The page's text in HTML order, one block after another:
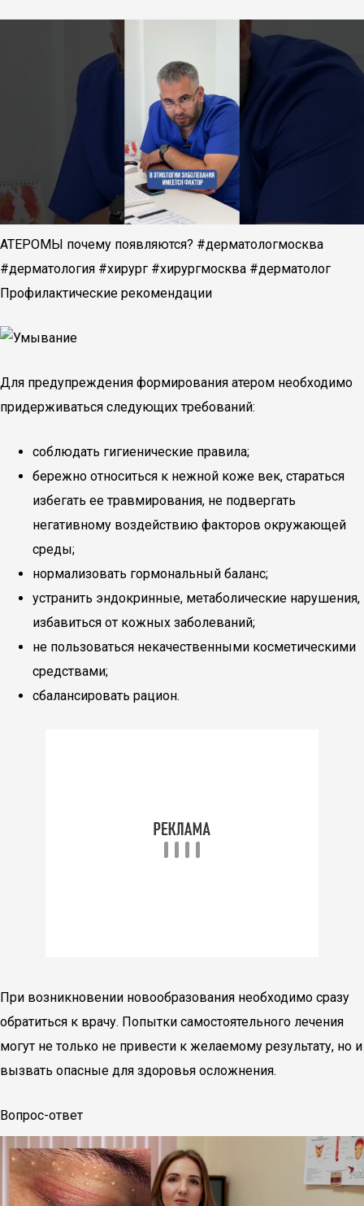
АТЕРОМЫ почему появляются? #дерматологмосква
#дерматология #хирург #хирургмосква #дерматолог
Профилактические рекомендации
Для предупреждения формирования атером необходимо
придерживаться следующих требований:
соблюдать гигиенические правила;
бережно относиться к нежной коже век, стараться
избегать ее травмирования, не подвергать
негативному воздействию факторов окружающей
среды;
нормализовать гормональный баланс;
устранить эндокринные, метаболические нарушения,
избавиться от кожных заболеваний;
не пользоваться некачественными косметическими
средствами;
сбалансировать рацион.
При возникновении новообразования необходимо сразу
обратиться к врачу. Попытки самостоятельного лечения
могут не только не привести к желаемому результату, но и
вызвать опасные для здоровья осложнения.
Вопрос-ответ